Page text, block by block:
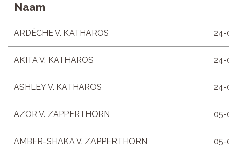
Naam
ARDÈCHE V. KATHAROS 24-
AKITA V. KATHAROS 24-
ASHLEY V. KATHAROS 24-
AZOR V. ZAPPERTHORN 05-
AMBER-SHAKA V. ZAPPERTHORN 05-